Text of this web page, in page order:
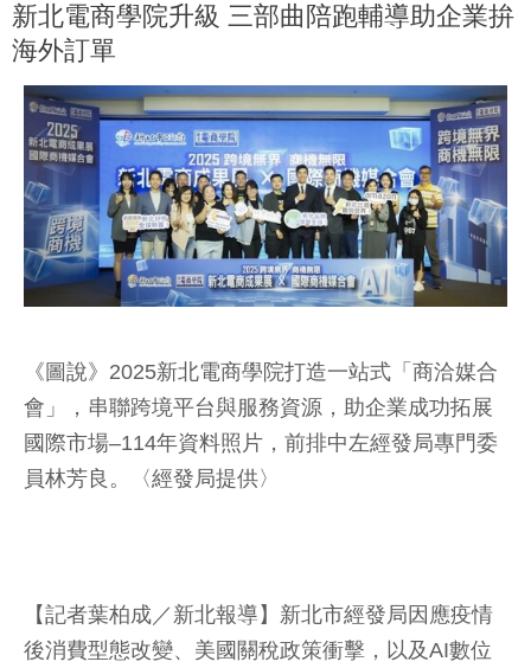
新北電商學院升級 三部曲陪跑輔導助企業拚
海外訂單
《圖說》2025新北電商學院打造一站式「商洽媒合
會」，串聯跨境平台與服務資源，助企業成功拓展
國際市場–114年資料照片，前排中左經發局專門委
員林芳良。〈經發局提供〉
【記者葉柏成／新北報導】新北市經發局因應疫情
後消費型態改變、美國關稅政策衝擊，以及AI數位